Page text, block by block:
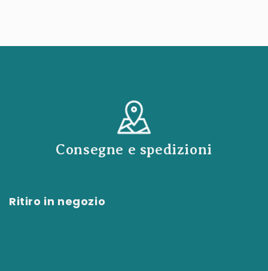
Consegne e spedizioni
Ritiro in negozio